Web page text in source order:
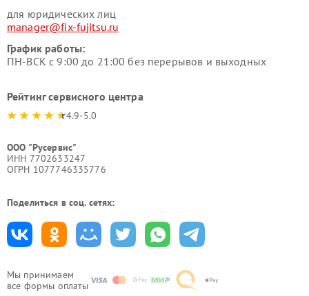
Мы принимаем
все формы оплаты
для юридических лиц
manager@fix-fujitsu.ru
График работы:
ПН-ВСК с 9:00 до 21:00 без перерывов и выходных
Рейтинг сервисного центра
4.9-5.0
ООО "Русервис"
ИНН 7702633247
ОГРН 1077746335776
Поделиться в соц. сетях: